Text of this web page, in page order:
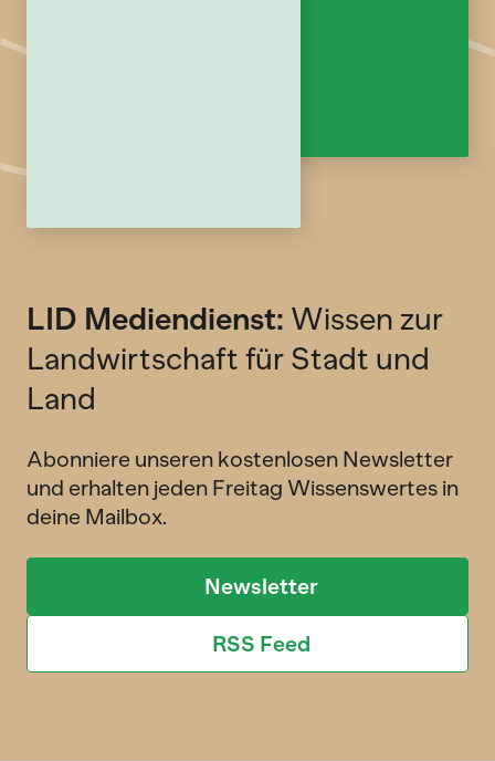
LID Mediendienst: Wissen zur
Landwirtschaft für Stadt und
Land
Abonniere unseren kostenlosen Newsletter
und erhalten jeden Freitag Wissenswertes in
deine Mailbox.
Newsletter
RSS Feed